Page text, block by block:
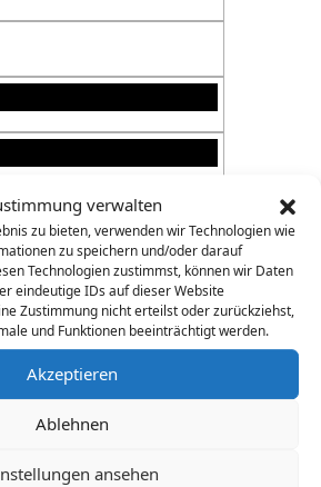
verwalten
zu bieten, verwenden wir Technologien wie
zu speichern und/oder darauf
Technologien zustimmst, können wir Daten
eindeutige IDs auf dieser Website
Zustimmung nicht erteilst oder zurückziehst,
und Funktionen beeinträchtigt werden.
Akzeptieren
Ablehnen
ansehen